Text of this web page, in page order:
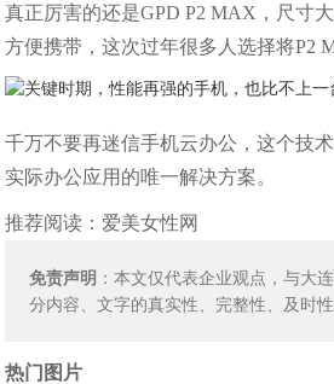
真正厉害的还是GPD P2 MAX，尺寸
方便携带，这次过年很多人选择将P2
千万不要再迷信手机云办公，这个技
实际办公应用的唯一解决方案。
推荐阅读： 爱美女性网
免责声明 ：本文仅代表企业观点，与大
分内容、文字的真实性、完整性、及时
热门图片